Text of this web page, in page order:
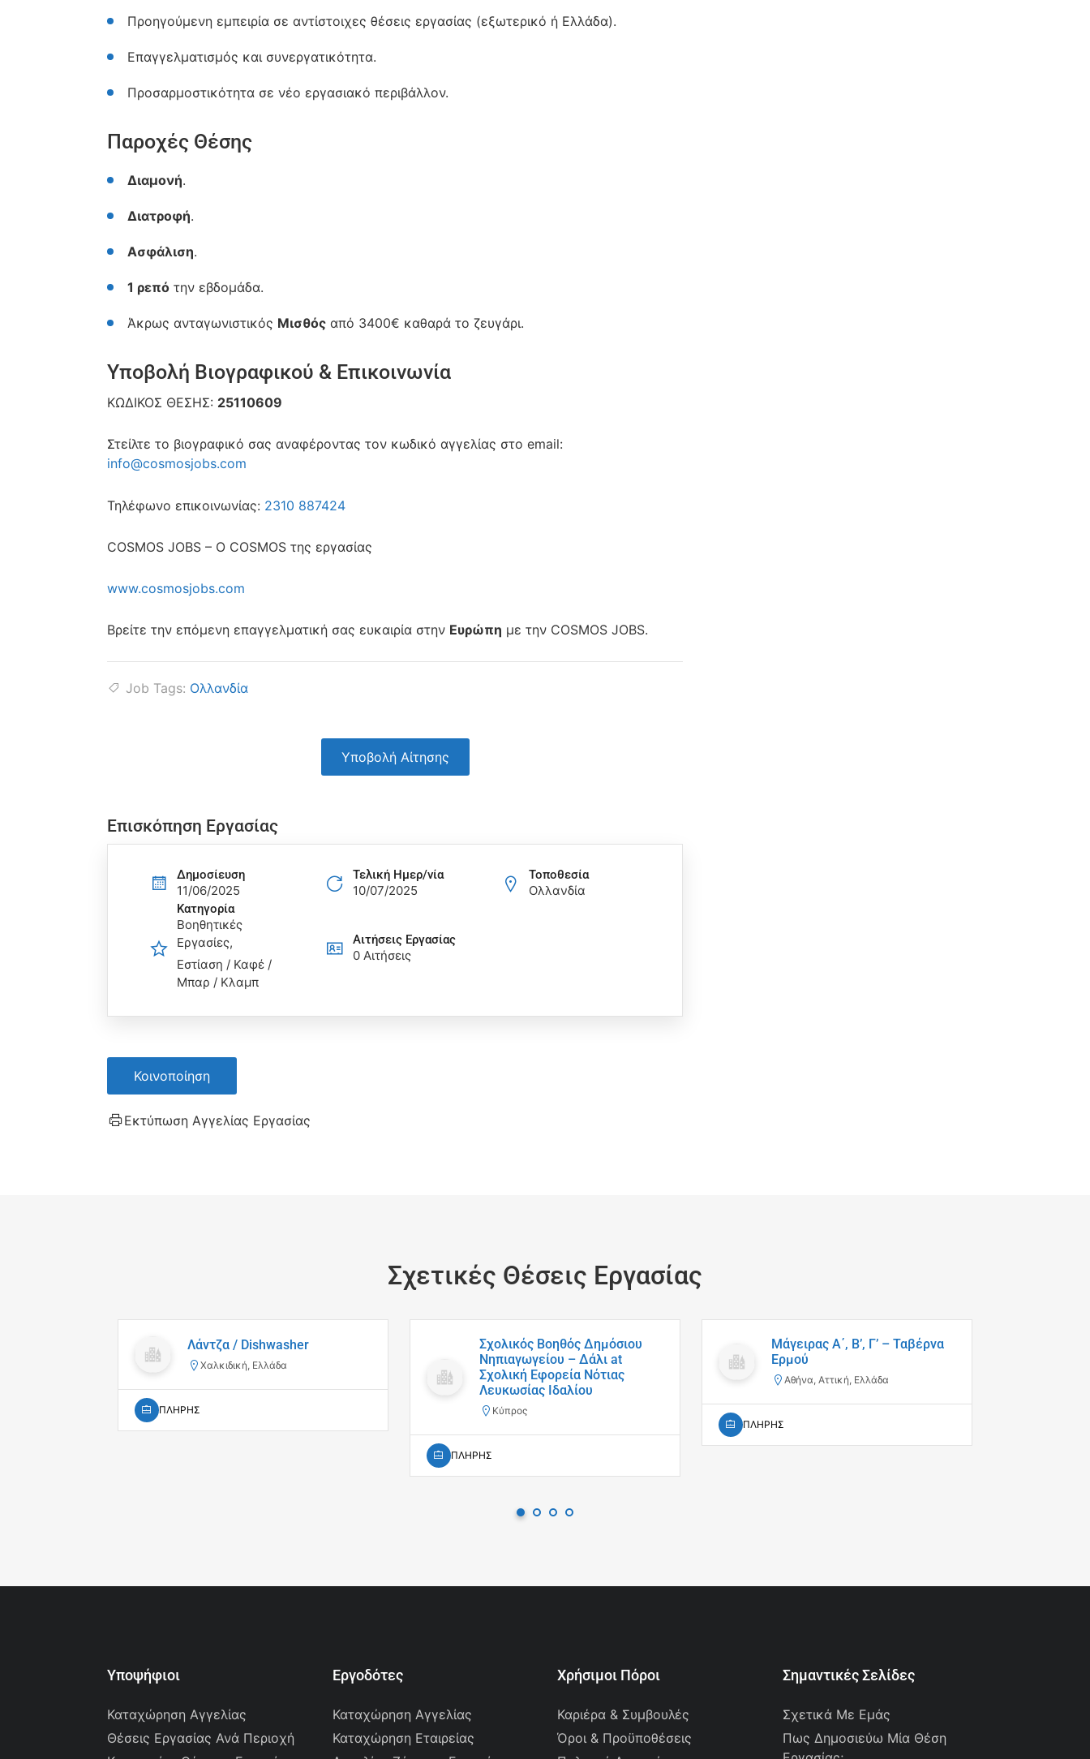
Προηγούμενη εμπειρία σε αντίστοιχες θέσεις εργασίας (εξωτερικό ή Ελλάδα).
Επαγγελματισμός και συνεργατικότητα.
Προσαρμοστικότητα σε νέο εργασιακό περιβάλλον.
Παροχές Θέσης
Διαμονή.
Διατροφή.
Ασφάλιση.
1 ρεπό την εβδομάδα.
Άκρως ανταγωνιστικός Μισθός από 3400€ καθαρά το ζευγάρι.
Υποβολή Βιογραφικού & Επικοινωνία
ΚΩΔΙΚΟΣ ΘΕΣΗΣ: 25110609
Στείλτε το βιογραφικό σας αναφέροντας τον κωδικό αγγελίας στο email:
info@cosmosjobs.com
Τηλέφωνο επικοινωνίας: 2310 887424
COSMOS JOBS – O COSMOS της εργασίας
www.cosmosjobs.com
Βρείτε την επόμενη επαγγελματική σας ευκαιρία στην Ευρώπη με την COSMOS JOBS.
Job Tags: Ολλανδία
Υποβολή Αίτησης
Επισκόπηση Εργασίας
Δημοσίευση
11/06/2025
Τελική Ημερ/νία
10/07/2025
Τοποθεσία
Ολλανδία
Κατηγορία
Βοηθητικές
Εργασίες
Εστίαση / Καφέ /
Μπαρ / Κλαμπ
Αιτήσεις Eργασίας
0 Αιτήσεις
Κοινοποίηση
Εκτύπωση Αγγελίας Εργασίας
Σχετικές Θέσεις Εργασίας
Λάντζα / Dishwasher
Χαλκιδική, Ελλάδα
ΠΛΗΡΗΣ
Σχολικός Βοηθός Δημόσιου
Νηπιαγωγείου – Δάλι at
Σχολική Εφορεία Νότιας
Λευκωσίας Ιδαλίου
Κύπρος
ΠΛΗΡΗΣ
Μάγειρας Α΄, Β’, Γ’ – Ταβέρνα
Ερμού
Αθήνα, Αττική, Ελλάδα
ΠΛΗΡΗΣ
Υποψήφιοι
Καταχώρηση Αγγελίας
Θέσεις Εργασίας Ανά Περιοχή
Εργοδότες
Καταχώρηση Αγγελίας
Καταχώρηση Εταιρείας
Χρήσιμοι Πόροι
Καριέρα & Συμβουλές
Όροι & Προϋποθέσεις
Σημαντικές Σελίδες
Σχετικά Με Εμάς
Πως Δημοσιεύω Μία Θέση